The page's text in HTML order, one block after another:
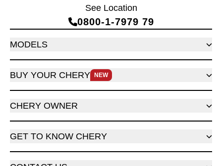
See Location
0800‑1‑7979 79
MODELS
BUY YOUR CHERY NEW
CHERY OWNER
GET TO KNOW CHERY